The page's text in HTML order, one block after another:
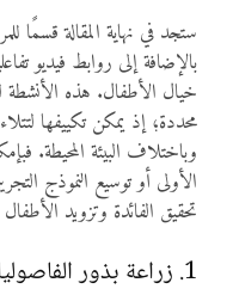
ستجد في نهاية المقالة قسمًا
بالإضافة إلى روابط فيديو
خيال الأطفال. هذه
محددة؛ إذ يمكن تكييفها
وباختلاف البيئة المحيطة.
الأولى أو توسيع النموذج
تحقيق الفائدة وتزويد
1. زراعة بذور الفاصولياء في القطن